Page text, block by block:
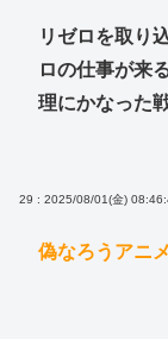
リゼロを取り
ロの仕事が来
理にかなった
29 : 2025/08/01(金)
偽なろうアニ